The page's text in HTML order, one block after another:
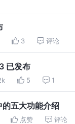
3 评论
已发布
5 1
五大功能介绍
点赞 评论